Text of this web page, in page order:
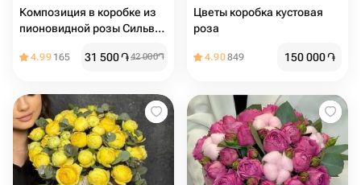
Композиция в коробке из
пионовидной розы Сильва
4.99 165 31 500֏42 000֏
Цветы коробка кустовая
роза
4.90849 150 000֏